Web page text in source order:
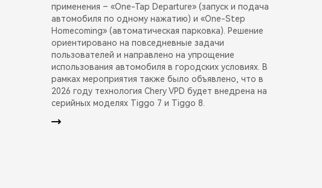
применения – «One-Tap Departure» (запуск и подача
автомобиля по одному нажатию) и «One-Step
Homecoming» (автоматическая парковка). Решение
ориентировано на повседневные задачи
пользователей и направлено на упрощение
использования автомобиля в городских условиях. В
рамках мероприятия также было объявлено, что в
2026 году технология Chery VPD будет внедрена на
серийных моделях Tiggo 7 и Tiggo 8.